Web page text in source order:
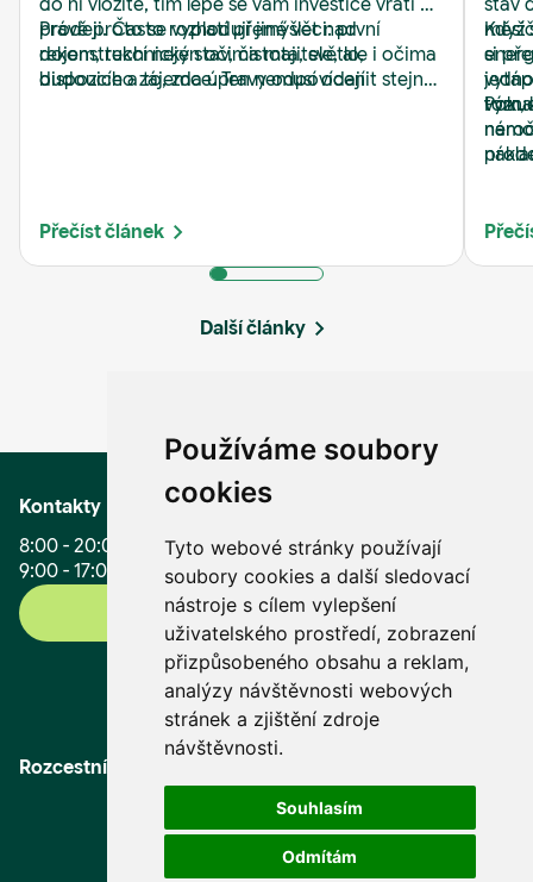
Používáme soubory
cookies
Tyto webové stránky používají
soubory cookies a další sledovací
nástroje s cílem vylepšení
uživatelského prostředí, zobrazení
přizpůsobeného obsahu a reklam,
analýzy návštěvnosti webových
stránek a zjištění zdroje
návštěvnosti.
Souhlasím
Odmítám
do ní vložíte, tím lépe se vám investice vrátí při
prodeji. Často rozhodují jiné věci: první
dojem, technický stav, čistota, světlo,
dispozice a to, zda úpravy odpovídají
Právě proto se vyplatí přemýšlet nad
rekonstrukcí nejen očima majitele, ale i očima
budoucího zájemce. Ten nemusí ocenit stejný
Přečíst článek
stav
tom,
Když
si
Další články
Kontakty
8:00 - 20:00 (Po - Pá)
9:00 - 17:00 (So, Ne, svátky)
+420 296 399 006
info@mmreality.cz
E-mail pro novináře
Rozcestník